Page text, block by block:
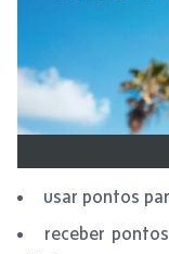
usar pontos
receber